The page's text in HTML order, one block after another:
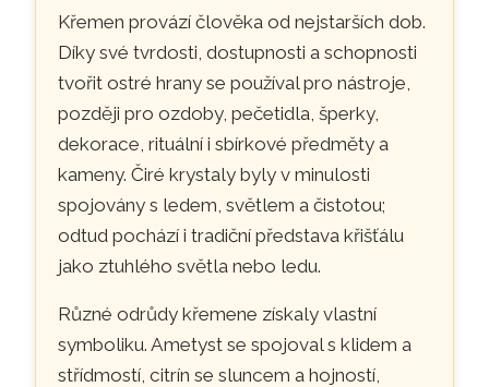
Křemen provází člověka od nejstarších dob.
Díky své tvrdosti, dostupnosti a schopnosti
tvořit ostré hrany se používal pro nástroje,
později pro ozdoby, pečetidla, šperky,
dekorace, rituální i sbírkové předměty a
kameny. Čiré krystaly byly v minulosti
spojovány s ledem, světlem a čistotou;
odtud pochází i tradiční představa křišťálu
jako ztuhlého světla nebo ledu.
Různé odrůdy křemene získaly vlastní
symboliku. Ametyst se spojoval s klidem a
střídmostí, citrín se sluncem a hojností,